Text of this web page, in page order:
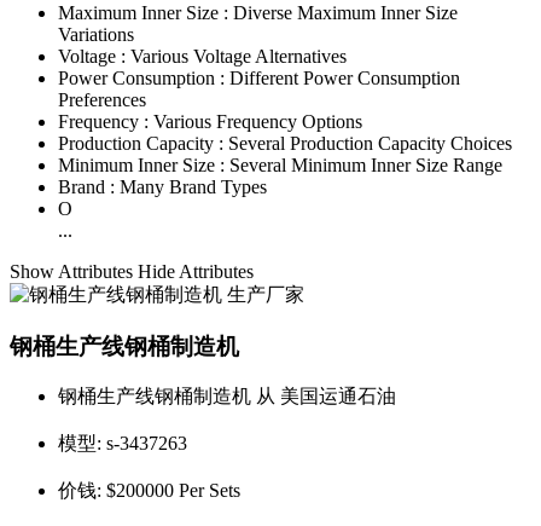
Maximum Inner Size : Diverse Maximum Inner Size
Variations
Voltage : Various Voltage Alternatives
Power Consumption : Different Power Consumption
Preferences
Frequency : Various Frequency Options
Production Capacity : Several Production Capacity Choices
Minimum Inner Size : Several Minimum Inner Size Range
Brand : Many Brand Types
O
...
Show Attributes Hide Attributes
钢桶生产线钢桶制造机
钢桶生产线钢桶制造机 从 美国运通石油
模型: s-3437263
价钱: $200000 Per Sets